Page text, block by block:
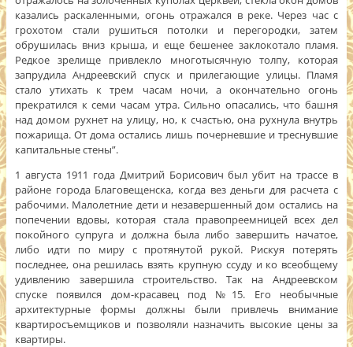
казались раскаленными, огонь отражался в реке. Через час с
грохотом стали рушиться потолки и перегородки, затем
обрушилась вниз крыша, и еще бешенее заклокотало пламя.
Редкое зрелище привлекло многотысячную толпу, которая
запрудила Андреевский спуск и прилегающие улицы. Пламя
стало утихать к трем часам ночи, а окончательно огонь
прекратился к семи часам утра. Сильно опасались, что башня
над домом рухнет на улицу, но, к счастью, она рухнула внутрь
пожарища. От дома остались лишь почерневшие и треснувшие
капитальные стены”.
1 августа 1911 года Дмитрий Борисович был убит на трассе в
районе города Благовещенска, когда вез деньги для расчета с
рабочими. Малолетние дети и незавершенный дом остались на
попечении вдовы, которая стала правопреемницей всех дел
покойного супруга и должна была либо завершить начатое,
либо идти по миру с протянутой рукой. Рискуя потерять
последнее, она решилась взять крупную ссуду и ко всеобщему
удивлению завершила строительство. Так на Андреевском
спуске появился дом-красавец под №15. Его необычные
архитектурные формы должны были привлечь внимание
квартиросъемщиков и позволяли назначить высокие цены за
квартиры.